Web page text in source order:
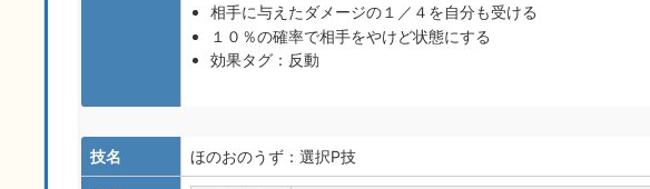
相手に与えたダメージの１／４を自分も受ける
１０％の確率で相手をやけど状態にする
効果タグ：反動
技名 ほのおのうず：選択P技